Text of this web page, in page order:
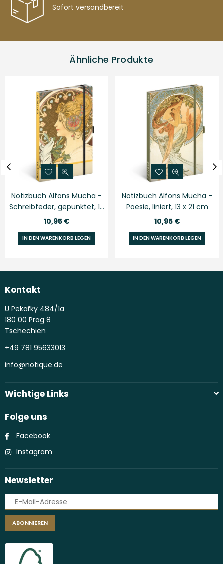
Sofort versandbereit
Ähnliche Produkte
Notizbuch Alfons Mucha -
Schreibfeder, gepunktet, 13
x 21 cm
Normaler
Preis
10,95 €
IN DEN WARENKORB LEGEN
Notizbuch Alfons Mucha -
Poesie, liniert, 13 x 21 cm
Normaler
Preis
10,95 €
IN DEN WARENKORB LEGEN
Kontakt
U Pekařky 484/1a
180 00 Prag 8
Tschechien
+49 781 95633013
info@notique.de
Wichtige Links
Folge uns
Facebook
Instagram
Newsletter
ABONNIEREN